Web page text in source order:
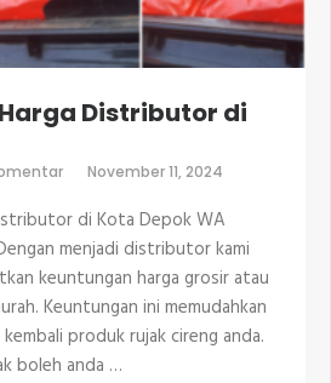
Distributor di
pada
Harga
Distributor
di
Kota
Depok
November 11, 2024
di Kota Depok WA
menjadi distributor kami
keuntungan harga grosir atau
Keuntungan ini memudahkan
produk rujak cireng anda.
boleh anda …